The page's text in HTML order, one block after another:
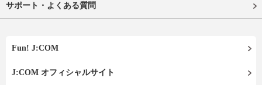
サポート・よくある質問
Fun! J:COM
J:COM オフィシャルサイト